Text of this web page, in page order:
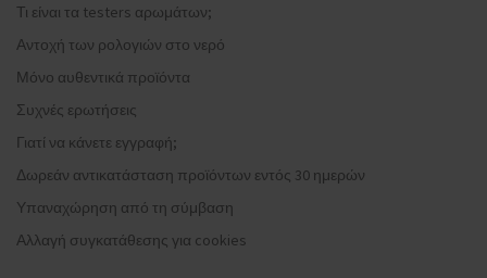
Τι είναι τα testers αρωμάτων;
Αντοχή των ρολογιών στο νερό
Μόνο αυθεντικά προϊόντα
Συχνές ερωτήσεις
Γιατί να κάνετε εγγραφή;
Δωρεάν αντικατάσταση προϊόντων εντός 30 ημερών
Υπαναχώρηση από τη σύμβαση
Αλλαγή συγκατάθεσης για cookies